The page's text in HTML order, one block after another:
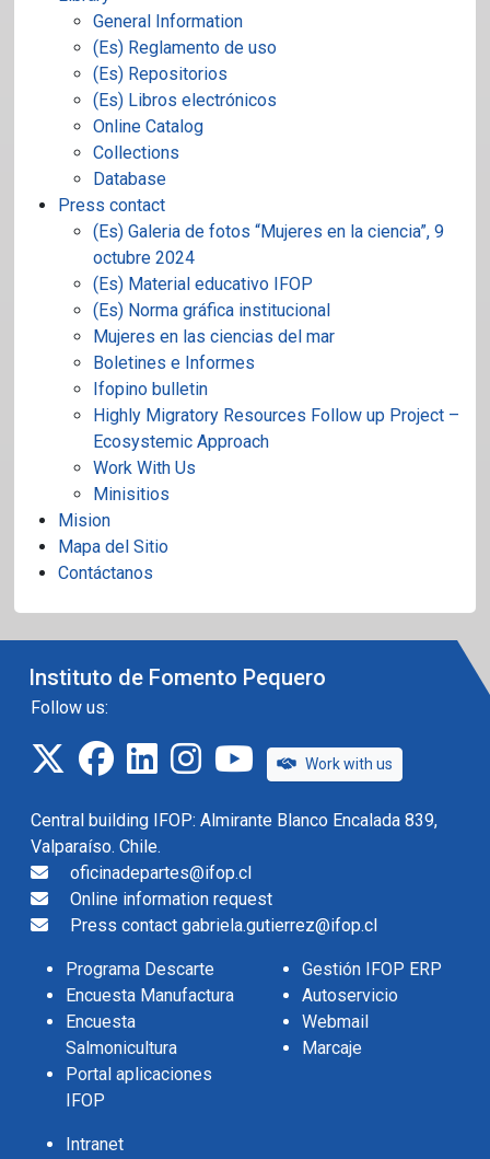
General Information
(Es) Reglamento de uso
(Es) Repositorios
(Es) Libros electrónicos
Online Catalog
Collections
Database
Press contact
(Es) Galeria de fotos “Mujeres en la ciencia”, 9
octubre 2024
(Es) Material educativo IFOP
(Es) Norma gráfica institucional
Mujeres en las ciencias del mar
Boletines e Informes
Ifopino bulletin
Highly Migratory Resources Follow up Project –
Ecosystemic Approach
Work With Us
Minisitios
Mision
Mapa del Sitio
Contáctanos
Instituto de Fomento Pequero
Follow us:
twitterfacebook
linkedininstagramIFOP TV
Work with us
Central building IFOP: Almirante Blanco Encalada 839,
Valparaíso. Chile.
oficinadepartes@ifop.cl
Online information request
Press contact gabriela.gutierrez@ifop.cl
Programa Descarte
Encuesta Manufactura
Encuesta
Salmonicultura
Portal aplicaciones
IFOP
Gestión IFOP ERP
Autoservicio
Webmail
Marcaje
Intranet